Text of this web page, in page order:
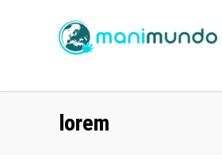
lorem